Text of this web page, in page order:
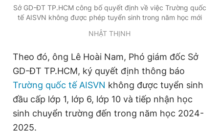
Theo dõi báo trên
Liên hệ quảng cáo
Đặt báo Quảng cáo RSS Tòa soạn Chính sách bảo
Tổng biên tập: Nguyễn Ngọc Toàn
Phó tổng biên tập thường trực: Hải Thành
Phó tổng biên tập: Lâm Hiếu Dũng
Phó tổng biên tập: Trần Việt Hưng
Tổng thư ký tòa soạn: Đức Trung
Sở GD-ĐT TP.HCM công bố quyết định về việc Trường quốc
tế AISVN không được phép tuyển sinh trong năm học mới
NHẬT THỊNH
Theo đó, ông Lê Hoài Nam, Phó giám đốc Sở
GD-ĐT TP.HCM, ký quyết định thông báo
Trường quốc tế AISVN không được tuyển sinh
đầu cấp lớp 1, lớp 6, lớp 10 và tiếp nhận học
sinh chuyển trường đến trong năm học 2024-
2025.